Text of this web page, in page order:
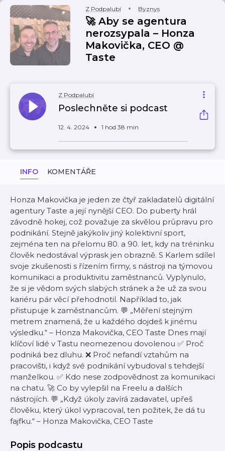
Z Podpalubí Byznys
🚀 Aby se agentura
nerozsypala – Honza
Makovička, CEO @
Taste
Z Podpalubí
Poslechněte si podcast
12. 4. 2024 1 hod 38 min
INFO KOMENTÁŘE
Honza Makovička je jeden ze čtyř zakladatelů digitální
agentury Taste a její nynější CEO. Do puberty hrál
závodně hokej, což považuje za skvělou průpravu pro
podnikání. Stejně jakýkoliv jiný kolektivní sport,
zejména ten na přelomu 80. a 90. let, kdy na tréninku
člověk nedostával výprask jen obrazně. S Karlem sdílel
svoje zkušenosti s řízením firmy, s nástroji na týmovou
komunikaci a produktivitu zaměstnanců. Vyplynulo,
že si je vědom svých slabých stránek a že už za svou
kariéru pár věcí přehodnotil. Například to, jak
přistupuje k zaměstnancům. 💬 „Měření stejným
metrem znamená, že u každého dojdeš k jinému
výsledku.“ – Honza Makovička, CEO Taste Dnes mají
klíčoví lidé v Tastu neomezenou dovolenou ✅ Proč
podniká bez dluhu. ❌ Proč nefandí vztahům na
pracovišti, i když své podnikání vybudoval s tehdejší
manželkou. ✅ Kdo nese zodpovědnost za komunikaci
na chatu. 🚀 Co by vylepšil na Freelu a dalších
nástrojích. 💬 „Když úkoly zavírá zadavatel, upřeš
člověku, který úkol vypracoval, ten požitek, že dá tu
fajfku.“ – Honza Makovička, CEO Taste
Popis podcastu